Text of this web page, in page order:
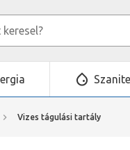
Vizes tágulási tartály